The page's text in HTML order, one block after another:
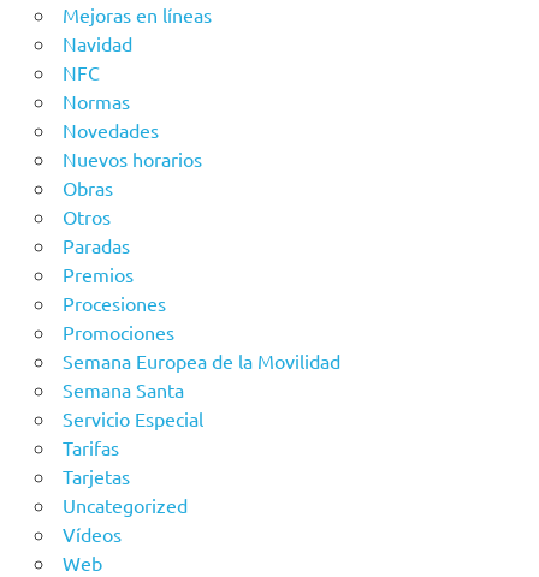
Mejoras en líneas
Navidad
NFC
Normas
Novedades
Nuevos horarios
Obras
Otros
Paradas
Premios
Procesiones
Promociones
Semana Europea de la Movilidad
Semana Santa
Servicio Especial
Tarifas
Tarjetas
Uncategorized
Vídeos
Web